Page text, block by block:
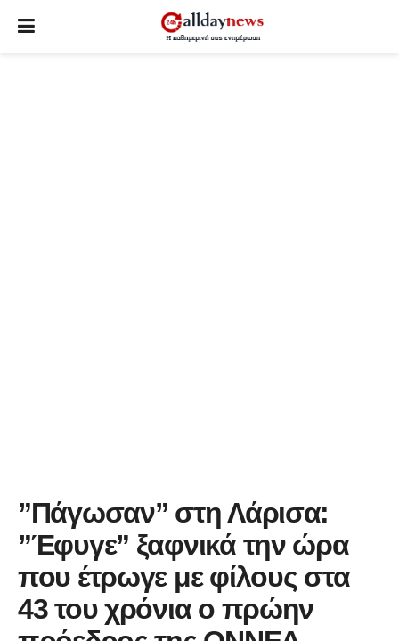
”Πάγωσαν” στη Λάρισα:
”Έφυγε” ξαφνικά την ώρα
που έτρωγε με φίλους στα
43 του χρόνια ο πρώην